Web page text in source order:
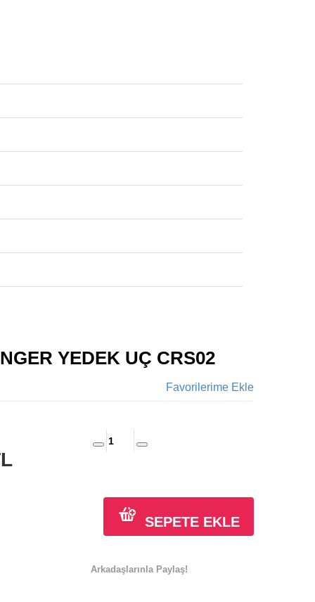
YEDEK UÇ CRS02
Favorilerime Ekle
SEPETE EKLE
Arkadaşlarınla Paylaş!